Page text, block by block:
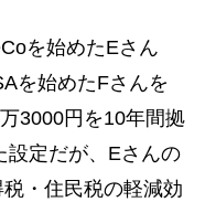
を始めたEさん
を始めたFさんを
3000円を10年間拠
設定だが、Eさんの
・住民税の軽減効